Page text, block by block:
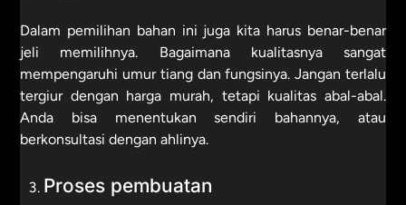
Dalam pemilihan bahan ini juga kita harus benar-benar
jeli memilihnya. Bagaimana kualitasnya sangat
mempengaruhi umur tiang dan fungsinya. Jangan terlalu
tergiur dengan harga murah, tetapi kualitas abal-abal.
Anda bisa menentukan sendiri bahannya, atau
berkonsultasi dengan ahlinya.
Proses pembuatan